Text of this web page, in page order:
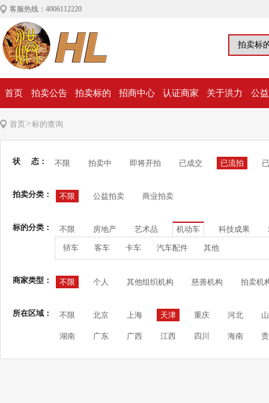
客服热线：4006112220
首页 拍卖公告 拍卖标的 招商中心 认证商家 关于洪力 公
首页>标的查询
状 态： 不限 拍卖中 即将开拍 已成交 已流拍
拍卖分类： 不限 公益拍卖 商业拍卖
标的分类： 不限 房地产 艺术品 机动车 科技成果
轿车 客车 卡车 汽车配件 其他
商家类型： 不限 个人 其他组织机构 慈善机构 拍卖机
所在区域： 不限 北京 上海 天津 重庆 河北
湖南 广东 广西 江西 四川 海南